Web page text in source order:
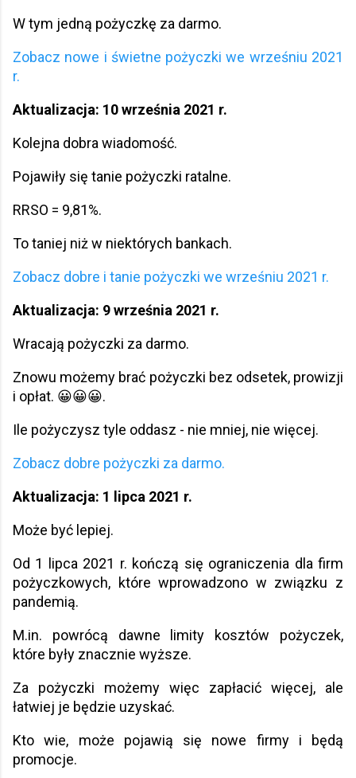
W tym jedną pożyczkę za darmo.
Zobacz nowe i świetne pożyczki we wrześniu 2021
r.
Aktualizacja: 10 września 2021 r.
Kolejna dobra wiadomość.
Pojawiły się tanie pożyczki ratalne.
RRSO = 9,81%.
To taniej niż w niektórych bankach.
Zobacz dobre i tanie pożyczki we wrześniu 2021 r.
Aktualizacja: 9 września 2021 r.
Wracają pożyczki za darmo.
Znowu możemy brać pożyczki bez odsetek, prowizji
i opłat. 😀😀😀.
Ile pożyczysz tyle oddasz - nie mniej, nie więcej.
Zobacz dobre pożyczki za darmo.
Aktualizacja: 1 lipca 2021 r.
Może być lepiej.
Od 1 lipca 2021 r. kończą się ograniczenia dla firm
pożyczkowych, które wprowadzono w związku z
pandemią.
M.in. powrócą dawne limity kosztów pożyczek,
które były znacznie wyższe.
Za pożyczki możemy więc zapłacić więcej, ale
łatwiej je będzie uzyskać.
Kto wie, może pojawią się nowe firmy i będą
promocje.